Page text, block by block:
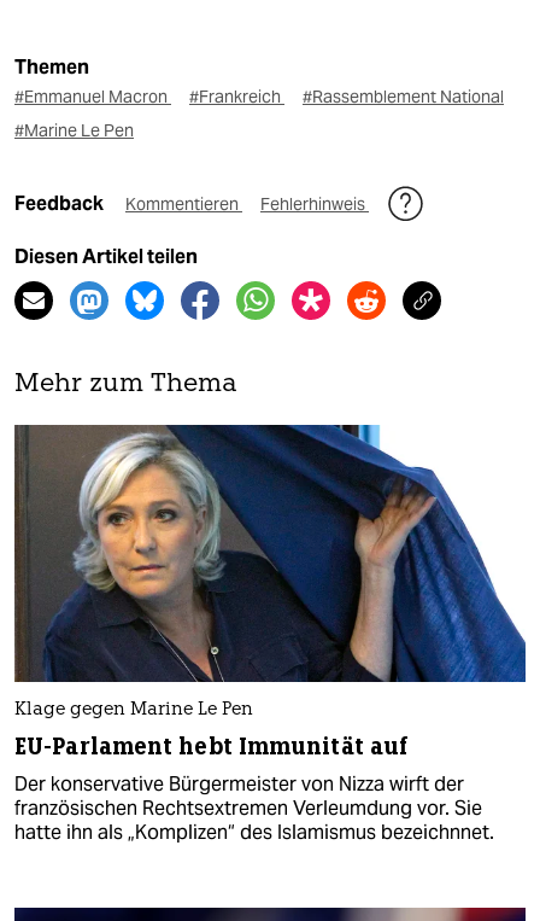
Themen
#Emmanuel Macron #Frankreich
#Rassemblement National
#Marine Le Pen
Feedback Kommentieren Fehlerhinweis
Diesen Artikel teilen
Mehr zum Thema
Klage gegen Marine Le Pen
EU-Parlament hebt Immunität auf
Der konservative Bürgermeister von Nizza wirft der
französischen Rechtsextremen Verleumdung vor. Sie
hatte ihn als „Komplizen“ des Islamismus bezeichnnet.